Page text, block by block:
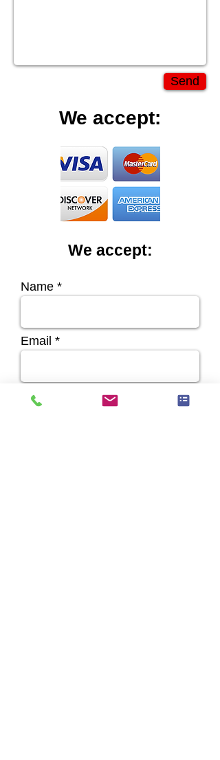
Send
We accept:
We accept:
Name
Email
Phone